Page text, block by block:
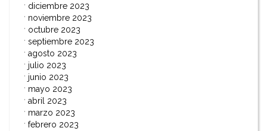
diciembre 2023
noviembre 2023
octubre 2023
septiembre 2023
agosto 2023
julio 2023
junio 2023
mayo 2023
abril 2023
marzo 2023
febrero 2023